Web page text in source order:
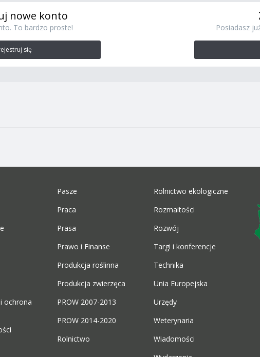
nowe konto
To bardzo proste!
się
Posiadasz
ochrona
Pasze
Praca
Prasa
Prawo i Finanse
Produkcja roślinna
Produkcja zwierzęca
PROW 2007-2013
PROW 2014-2020
Rolnictwo
Rolnictwo ekologiczne
Rozmaitości
Rozwój
Targi i konferencje
Technika
Unia Europejska
Urzędy
Weterynaria
Wiadomości